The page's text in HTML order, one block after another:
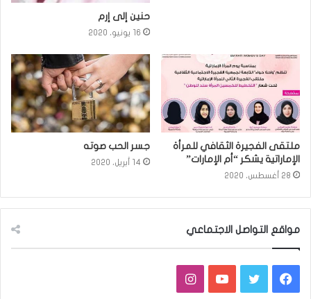
حنين إلى إرم
16 يونيو، 2020
ملتقى الفجيرة الثقافي للمرأة
الإماراتية يشكر “أم الإمارات”
28 أغسطس، 2020
جسر الحب صوته
14 أبريل، 2020
مواقع التواصل الاجتماعي
فيسبوكتويتر يوتيوبانستقرام